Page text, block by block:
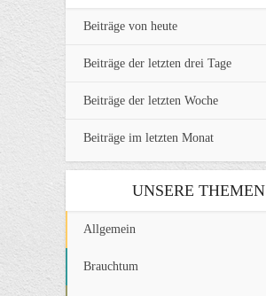
Beiträge von heute
Beiträge der letzten drei Tage
Beiträge der letzten Woche
Beiträge im letzten Monat
UNSERE THEMEN
Allgemein
Brauchtum